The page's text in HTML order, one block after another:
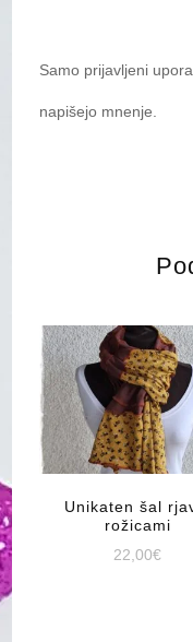
Samo prijavljeni
napišejo mnenje.
Unikaten šal
rožicami
22,00€